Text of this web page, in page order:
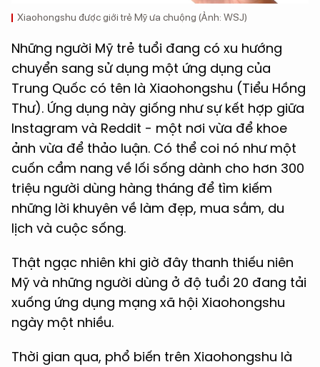
Xiaohongshu được giới trẻ Mỹ ưa chuộng (Ảnh: WSJ)
Những người Mỹ trẻ tuổi đang có xu hướng
chuyển sang sử dụng một ứng dụng của
Trung Quốc có tên là Xiaohongshu (Tiểu Hồng
Thư). Ứng dụng này giống như sự kết hợp giữa
Instagram và Reddit - một nơi vừa để khoe
ảnh vừa để thảo luận. Có thể coi nó như một
cuốn cẩm nang về lối sống dành cho hơn 300
triệu người dùng hàng tháng để tìm kiếm
những lời khuyên về làm đẹp, mua sắm, du
lịch và cuộc sống.
Thật ngạc nhiên khi giờ đây thanh thiếu niên
Mỹ và những người dùng ở độ tuổi 20 đang tải
xuống ứng dụng mạng xã hội Xiaohongshu
ngày một nhiều.
Thời gian qua, phổ biến trên Xiaohongshu là